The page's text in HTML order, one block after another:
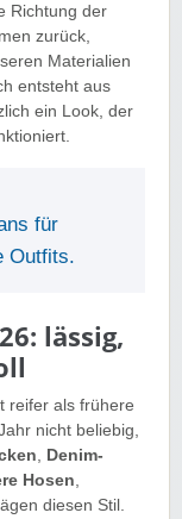
Richtung der
zurück,
Materialien
entsteht aus
ein Look, der
für
Outfits.
lässig,
reifer als frühere
nicht beliebig,
Denim-
Hosen
diesen Stil.